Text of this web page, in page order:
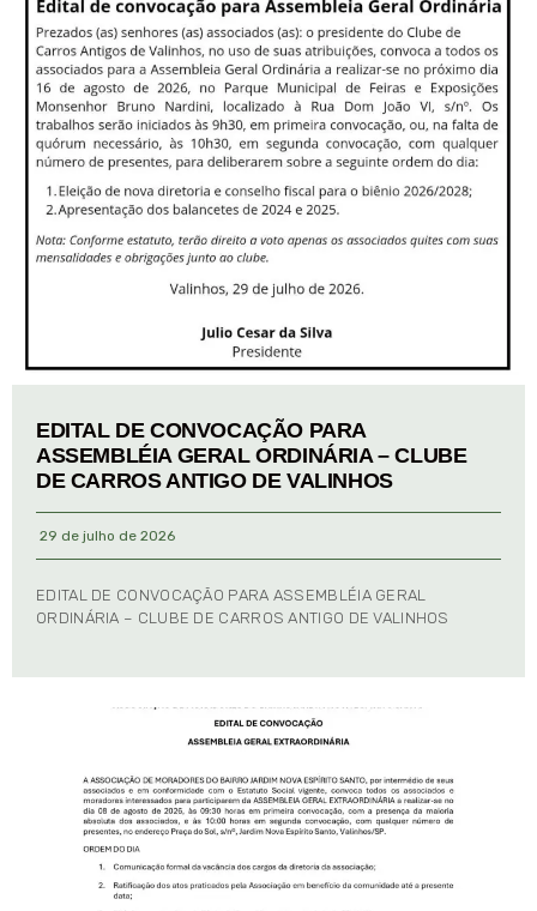
EDITAL DE CONVOCAÇÃO PARA
ASSEMBLÉIA GERAL ORDINÁRIA – CLUBE
DE CARROS ANTIGO DE VALINHOS
29 de julho de 2026
EDITAL DE CONVOCAÇÃO PARA ASSEMBLÉIA GERAL
ORDINÁRIA – CLUBE DE CARROS ANTIGO DE VALINHOS